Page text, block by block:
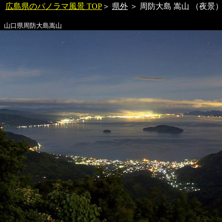
広島県のパノラマ風景 TOP ＞ 県外 ＞ 周防大島 嵩山 （夜景
山口県周防大島嵩山